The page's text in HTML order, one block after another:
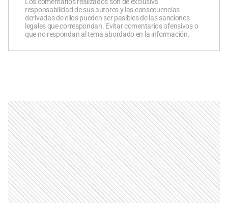
responsabilidad de sus autores y las consecuencias
derivadas de ellos pueden ser pasibles de las sanciones
legales que correspondan. Evitar comentarios ofensivos o
que no respondan al tema abordado en la información.